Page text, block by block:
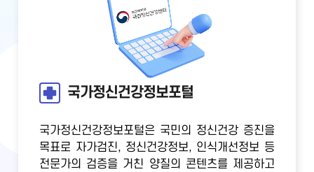
국가정신건강정보포털
국가정신건강정보포털은 국민의 정신건강 증진을
목표로 자가검진, 정신건강정보, 인식개선정보 등
전문가의 검증을 거친 양질의 콘텐츠를 제공하고